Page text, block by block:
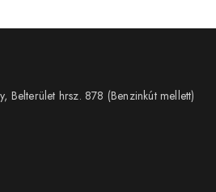
Belterület hrsz. 878 (Benzinkút mellett)